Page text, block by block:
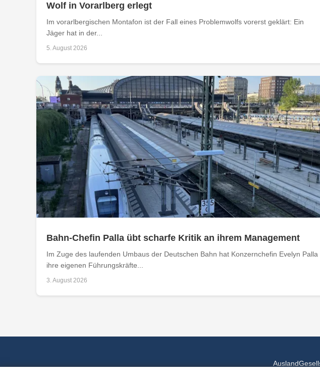
Wolf in Vorarlberg erlegt
Im vorarlbergischen Montafon ist der Fall eines Problemwolfs vorerst geklärt: Ein
Jäger hat in der...
5. August 2026
Bahn-Chefin Palla übt scharfe Kritik an ihrem Management
Im Zuge des laufenden Umbaus der Deutschen Bahn hat Konzernchefin Evelyn Palla
ihre eigenen Führungskräfte...
3. August 2026
Ausland